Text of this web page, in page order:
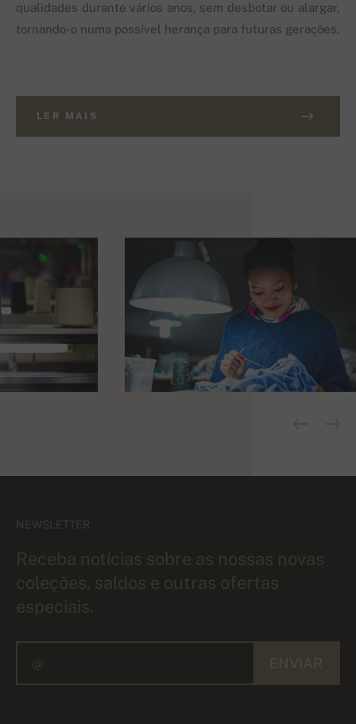
qualidades durante vários anos, sem desbotar ou alargar,
tornando-o numa possível herança para futuras gerações.
LER MAIS
NEWSLETTER
Receba notícias sobre as nossas novas
coleções, saldos e outras ofertas
especiais.